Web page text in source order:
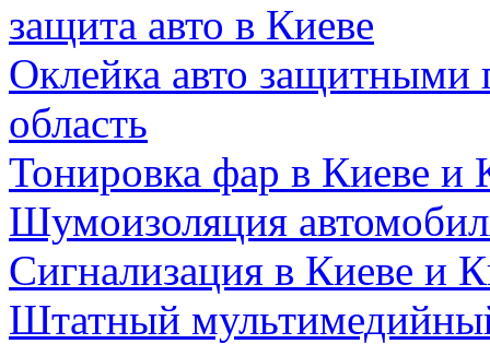
защита авто в Киеве
Оклейка авто защитными
область
Тонировка фар в Киеве и
Шумоизоляция
Сигнализация в Киеве и
Штатный